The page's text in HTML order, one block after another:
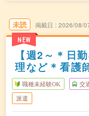
未読
NEW
掲載日 2026/08/
【週2～＊日
理など＊看護
職種未経験OK 交
派遣